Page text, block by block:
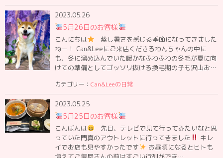
2023.05.26
5月26日のお客様
こんにちは
蒸し暑さを感じる季節になってきました
ねー！ Can&Leeにご来店くださるわんちゃんの中に
も、冬に溜め込んでいた暖かなふわふわの冬毛が夏に向
けての準備としてゴッソリ抜ける換毛期の子も沢山お…
カテゴリー： Can&Leeの日常
2023.05.25
5月25日のお客様
こんばんは
先日、テレビで見て行ってみたいなと思
っていた門真のアウトレットに行ってきました
キレ
イでお店も見やすかったです
お昼頃になるとヒトも